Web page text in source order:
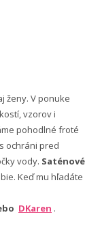
ženy. V ponuke
vzorov i
pohodlné froté
ochráni pred
vody. Saténové
Keď mu hľadáte
DKaren .